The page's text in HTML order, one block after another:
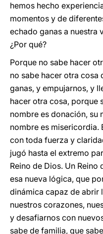
hemos hecho
momentos y de
echado ganas a nuestra
¿Por qué?
Porque no sabe hacer
no sabe hacer otra cosa
ganas, y empujarnos, y
hacer otra cosa, porque
nombre es donación, su
nombre es misericordia.
con toda fuerza y
jugó hasta el extremo
Reino de Dios. Un
esa nueva lógica, que
dinámica capaz de abrir
nuestros corazones,
y desafiarnos con
sabe de familia, que